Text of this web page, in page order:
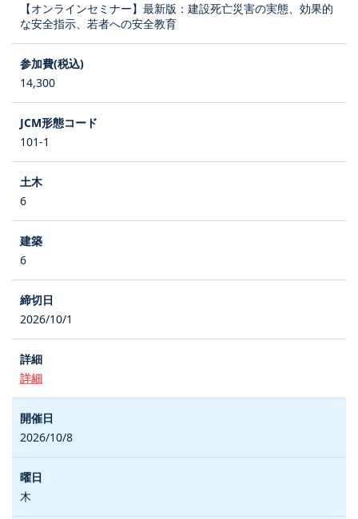
【オンラインセミナー】最新版：建設死亡災害の実態、効果的
な安全指示、若者への安全教育
14,300
101-1
6
6
2026/10/1
詳細
2026/10/8
木